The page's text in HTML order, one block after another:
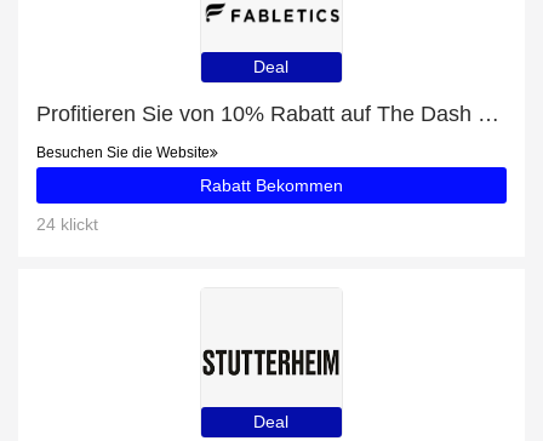
Deal
Profitieren Sie von 10% Rabatt auf The Dash Long Sleeve Button Up und andere 87-Angebote
Besuchen Sie die Website
Rabatt Bekommen
24 klickt
Deal